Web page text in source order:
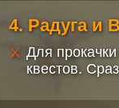
4. Радуга и
Для
квестов.